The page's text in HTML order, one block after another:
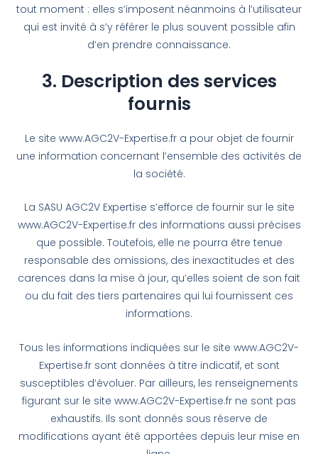
tout moment : elles s’imposent néanmoins à l’utilisateur
qui est invité à s’y référer le plus souvent possible afin
d’en prendre connaissance.
3. Description des services
fournis
Le site www.AGC2V-Expertise.fr a pour objet de fournir
une information concernant l’ensemble des activités de
la société.
La SASU AGC2V Expertise s’efforce de fournir sur le site
www.AGC2V-Expertise.fr des informations aussi précises
que possible. Toutefois, elle ne pourra être tenue
responsable des omissions, des inexactitudes et des
carences dans la mise à jour, qu’elles soient de son fait
ou du fait des tiers partenaires qui lui fournissent ces
informations.
Tous les informations indiquées sur le site www.AGC2V-
Expertise.fr sont données à titre indicatif, et sont
susceptibles d’évoluer. Par ailleurs, les renseignements
figurant sur le site www.AGC2V-Expertise.fr ne sont pas
exhaustifs. Ils sont donnés sous réserve de
modifications ayant été apportées depuis leur mise en